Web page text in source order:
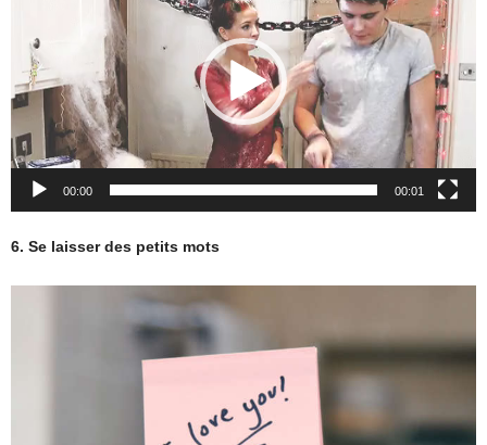
00:00 00:01
6. Se laisser des petits mots